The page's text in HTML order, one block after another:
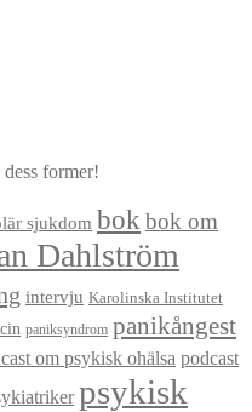
former!
sjukdom bok bok om
Dahlström
intervju Karolinska Institutet
paniksyndrom panikångest
om psykisk ohälsa podcast
psykisk